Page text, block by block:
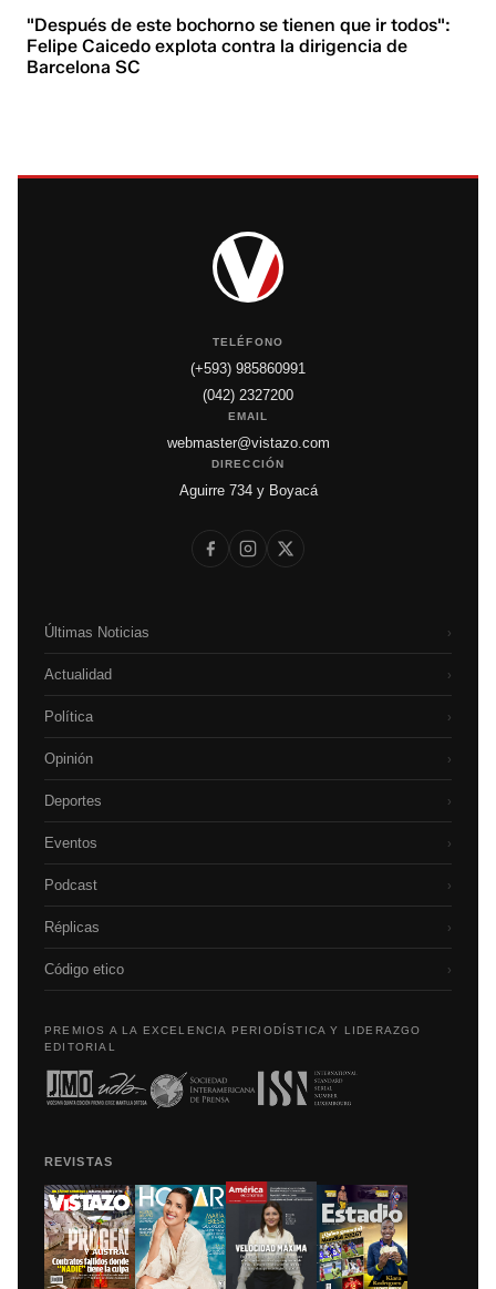
"Después de este bochorno se tienen que ir todos":
Felipe Caicedo explota contra la dirigencia de
Barcelona SC
TELÉFONO
(+593) 985860991
(042) 2327200
EMAIL
webmaster@vistazo.com
DIRECCIÓN
Aguirre 734 y Boyacá
Últimas Noticias ›
Actualidad ›
Política ›
Opinión ›
Deportes ›
Eventos ›
Podcast ›
Réplicas ›
Código etico ›
PREMIOS A LA EXCELENCIA PERIODÍSTICA Y LIDERAZGO
EDITORIAL
REVISTAS